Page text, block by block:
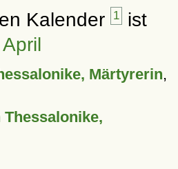
Kalender 1 ist
Märtyrerin,